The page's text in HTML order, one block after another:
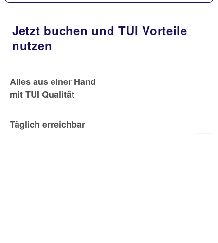
Jetzt buchen und TUI Vorteile
nutzen
Alles aus einer Hand
mit TUI Qualität
Täglich erreichbar